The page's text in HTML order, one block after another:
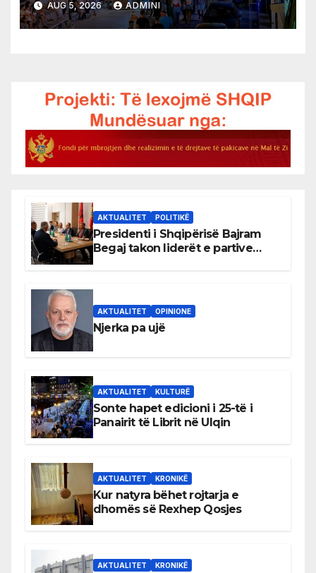
AUG 5, 2026 ADMINI
AKTUALITET POLITIKË
Presidenti i Shqipërisë Bajram
Begaj takon liderët e partive
AKTUALITET OPINIONE
Njerka pa ujë
AKTUALITET KULTURË
Sonte hapet edicioni i 25-të i
Panairit të Librit në Ulqin
AKTUALITET KRONIKË
Kur natyra bëhet rojtarja e
dhomës së Rexhep Qosjes
AKTUALITET KRONIKË